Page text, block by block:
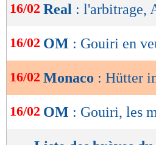
16/02 Real : l'arbitrage,
16/02 OM : Gouiri en
16/02 Monaco : Hütter
16/02 OM : Gouiri, les